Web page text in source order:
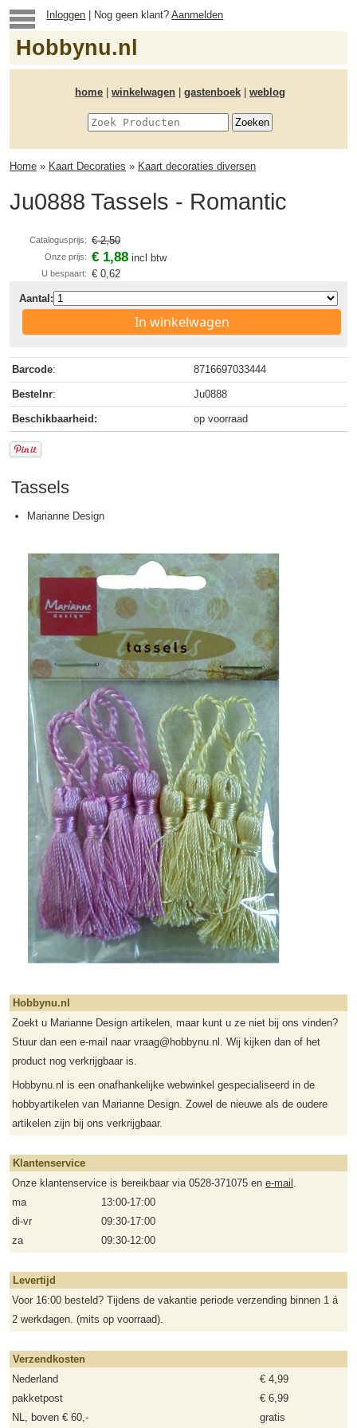
Inloggen | Nog geen klant?Aanmelden
Hobbynu.nl
home winkelwagen gastenboek weblog
Home » Kaart Decoraties » Kaart decoraties diversen
Ju0888 Tassels - Romantic
Catalogusprijs: € 2,50
Onze prijs: € 1,88 incl btw
U bespaart: € 0,62
Aantal:
In winkelwagen
Barcode: 8716697033444
Bestelnr: Ju0888
Beschikbaarheid: op voorraad
Tassels
Marianne Design
Hobbynu.nl
Zoekt u Marianne Design artikelen, maar kunt u ze niet bij ons vinden?
Stuur dan een e-mail naar vraag@hobbynu.nl. Wij kijken dan of het
product nog verkrijgbaar is.
Hobbynu.nl is een onafhankelijke webwinkel gespecialiseerd in de
hobbyartikelen van Marianne Design. Zowel de nieuwe als de oudere
artikelen zijn bij ons verkrijgbaar.
Klantenservice
Onze klantenservice is bereikbaar via 0528-371075 en e-mail .
ma
13:00-17:00
di-vr
09:30-17:00
za
09:30-12:00
Levertijd
Voor 16:00 besteld? Tijdens de vakantie periode verzending binnen 1 á
2 werkdagen. (mits op voorraad).
Verzendkosten
Nederland
€ 4,99
pakketpost
€ 6,99
NL, boven € 60,-
gratis